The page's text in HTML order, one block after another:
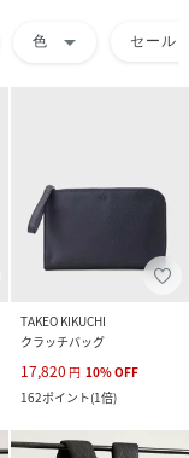
色 arrow_drop_down セール
TAKEO KIKUCHI
クラッチバッグ
17,820 円 10%OFF
162ポイント(1倍)